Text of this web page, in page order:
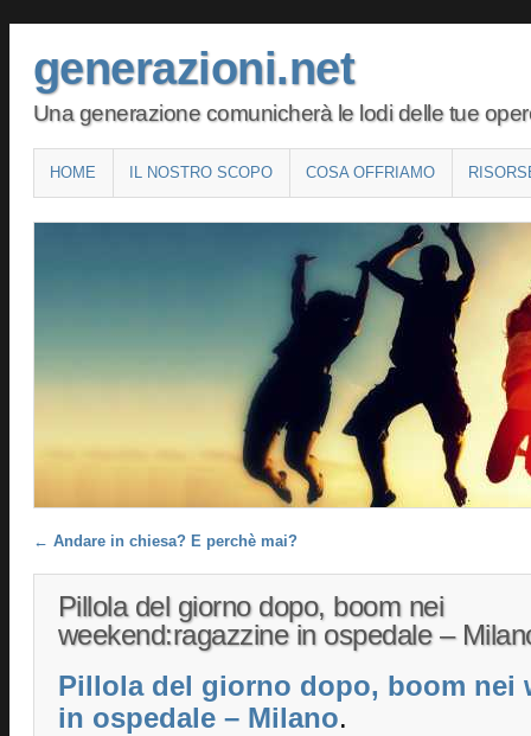
generazioni.net
Una generazione comunicherà le lodi delle tue
Main menu
SKIP
TO
HOME IL NOSTRO SCOPO COSA OFFRIAMO
Post navigation
← Andare in chiesa? E perchè mai?
Pillola del giorno dopo, boom nei
weekend:ragazzine in ospedale –
Pillola del giorno dopo, boom nei
in ospedale – Milano.